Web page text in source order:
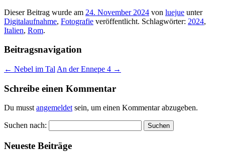
Dieser Beitrag wurde am 24. November 2024 von luejue unter
Digitalaufnahme, Fotografie veröffentlicht. Schlagwörter: 2024,
Italien, Rom.
Beitragsnavigation
← Nebel im Tal An der Ennepe 4 →
Schreibe einen Kommentar
Du musstangemeldetsein, um einen Kommentar abzugeben.
Suchen nach:
Neueste Beiträge